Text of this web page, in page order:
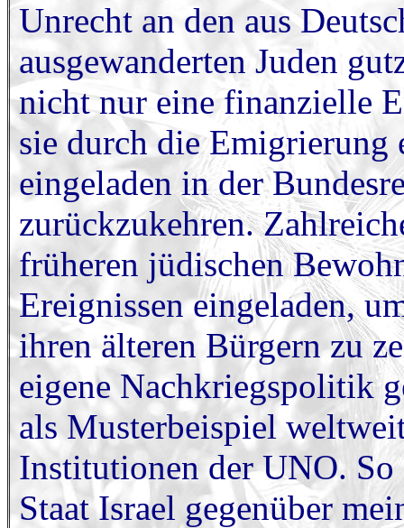
Unrecht an den aus
ausgewanderten Juden
nicht nur eine finanzielle
sie durch die Emigrierung
eingeladen in der
zurückzukehren.
früheren jüdischen
Ereignissen eingeladen,
ihren älteren Bürgern zu
eigene Nachkriegspolitik
als Musterbeispiel
Institutionen der UNO.
Staat Israel gegenüber